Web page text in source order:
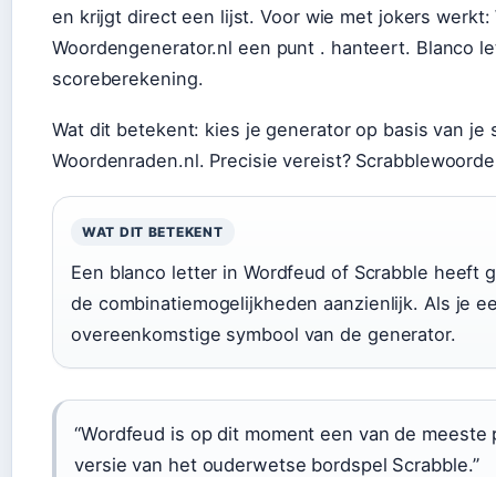
en krijgt direct een lijst. Voor wie met jokers
Woordengenerator.nl een punt . hanteert. Blanco
scoreberekening.
Wat dit betekent: kies je generator op basis van je
Woordenraden.nl. Precisie vereist?
WAT DIT BETEKENT
Een blanco letter in Wordfeud of Scrabble heeft
de combinatiemogelijkheden aanzienlijk. Als je
overeenkomstige symbool van de generator.
“Wordfeud is op dit moment een van de
versie van het ouderwetse bordspel Scrabble.”